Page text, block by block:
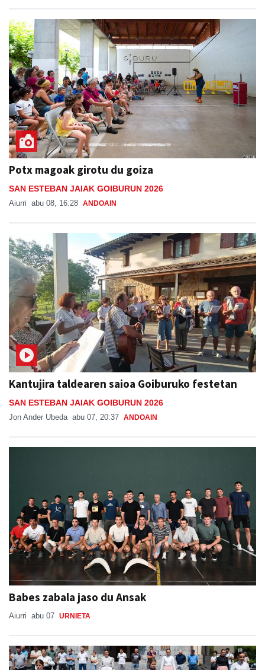
Potx magoak girotu du goiza
SAN ESTEBAN JAIAK GOIBURUN 2026
Aiurri abu 08, 16:28 ANDOAIN
Kantujira taldearen saioa Goiburuko festetan
SAN ESTEBAN JAIAK GOIBURUN 2026
Jon Ander Ubeda abu 07, 20:37 ANDOAIN
Babes zabala jaso du Ansak
Aiurri abu 07 URNIETA